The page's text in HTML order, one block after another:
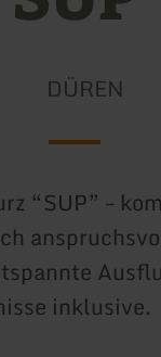
DÜREN
“SUP” –
inklusive.